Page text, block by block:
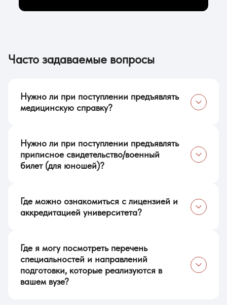
Часто задаваемые вопросы
Нужно ли при поступлении предъявлять
медицинскую справку?
педагогические, дефектологические направления нужна
медицинская справка по форме 086/у оригинал и копия.
Нужно ли при поступлении предъявлять
приписное свидетельство/военный
билет (для юношей)?
первом курсе при постановке на воинский учет и
оформлении документов, необходимых для предоставления
отсрочки от службы в армии.
Где можно ознакомиться с лицензией и
аккредитацией университета?
можно в разделе«Документы»
Где я могу посмотреть перечень
специальностей и направлений
подготовки, которые реализуются в
вашем вузе?